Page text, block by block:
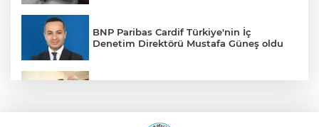
BNP Paribas Cardif Türkiye'nin İç
Denetim Direktörü Mustafa Güneş oldu